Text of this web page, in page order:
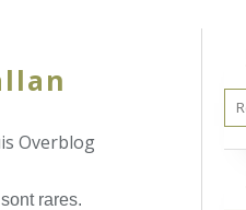
Overblog
rares.